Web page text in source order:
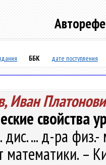
ББК дате поступления
Иван
свойства
дис. ... д-ра
математики. –